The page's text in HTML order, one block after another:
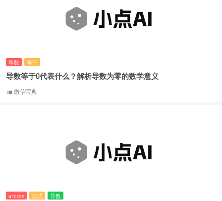
导数 等于
导数等于0代表什么？解析导数为零的数学意义
微信宝典
arccos 公式 导数